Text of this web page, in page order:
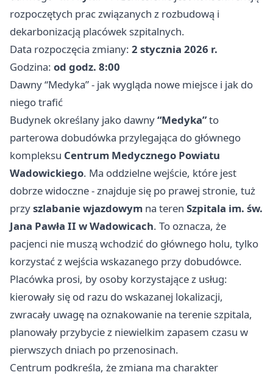
rozpoczętych prac związanych z rozbudową i
dekarbonizacją placówek szpitalnych.
Data rozpoczęcia zmiany: 2 stycznia 2026 r.
Godzina: od godz. 8:00
Dawny “Medyka” - jak wygląda nowe miejsce i jak do
niego trafić
Budynek określany jako dawny“Medyka”to
parterowa dobudówka przylegająca do głównego
kompleksu Centrum Medycznego Powiatu
Wadowickiego. Ma oddzielne wejście, które jest
dobrze widoczne - znajduje się po prawej stronie, tuż
przyszlabanie wjazdowym na teren Szpitala im. św.
Jana Pawła II w Wadowicach. To oznacza, że
pacjenci nie muszą wchodzić do głównego holu, tylko
korzystać z wejścia wskazanego przy dobudówce.
Placówka prosi, by osoby korzystające z usług:
kierowały się od razu do wskazanej lokalizacji,
zwracały uwagę na oznakowanie na terenie szpitala,
planowały przybycie z niewielkim zapasem czasu w
pierwszych dniach po przenosinach.
Centrum podkreśla, że zmiana ma charakter